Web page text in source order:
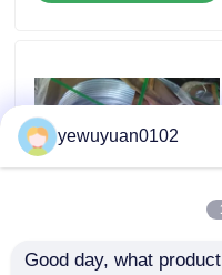
Contacteer ons
Gevallen
1060 Aluminium
yewuyuan0102
Good day, what